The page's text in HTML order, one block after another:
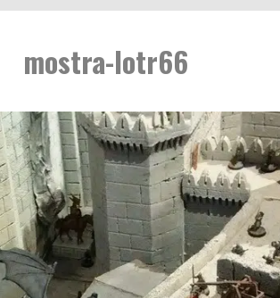
mostra-lotr66